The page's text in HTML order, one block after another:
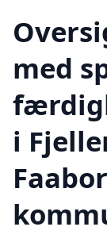
med
i